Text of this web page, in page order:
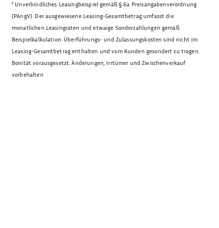
³ Unverbindliches Leasingbeispiel gemäß § 6a Preisangabenverordnung
(PAngV). Der ausgewiesene Leasing-Gesamtbetrag umfasst die
monatlichen Leasingraten und etwaige Sonderzahlungen gemäß
Beispielkalkulation. Überführungs- und Zulassungskosten sind nicht im
Leasing-Gesamtbetrag enthalten und vom Kunden gesondert zu tragen.
Bonität vorausgesetzt. Änderungen, Irrtümer und Zwischenverkauf
vorbehalten